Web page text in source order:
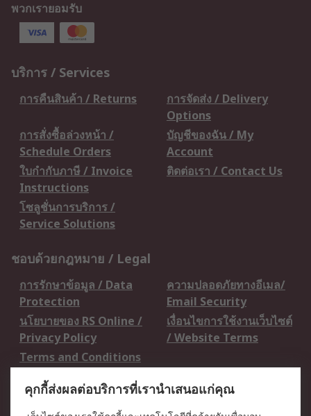
พวกเรายอมรับ
บริการ / Services
การคืนสินค้า / Returns
การจัดส่ง / Delivery
Options
การสั่งซื้อล่วงหน้า /
Schedule Orders
บัญชีของฉัน / My
Account
ใบกำกับภาษี / Invoice
Instructions
ติดต่อเรา / Contact Us
โซลูชั่นการบริการ /
Service Solutions
ชอบด้วยกฎหมาย / Legal
การรักษาข้อมูล / Data
Protection
ความปลอดภัยทางอีเมล/
Email Security
นโยบายของ RS Online /
Privacy Policy
เงื่อนไขการใช้งานเว็บไซต์
/ Website Terms
Terms and Conditions
เกี่ยวกับ RS / About RS
คุกกี้ส่งผลต่อบริการที่เรานำเสนอแก่คุณ